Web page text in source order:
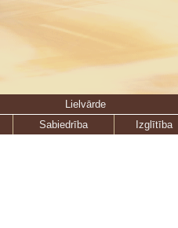
Lielvārde
Sabiedrība
Izglītība